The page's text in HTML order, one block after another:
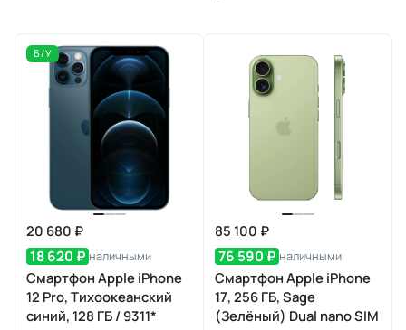
Б/У
20 680 ₽
18 620 ₽ наличными
Смартфон Apple iPhone
12 Pro, Тихоокеанский
синий, 128 ГБ / 9311*
85 100 ₽
76 590 ₽ наличными
Смартфон Apple iPhone
17, 256 ГБ, Sage
(Зелёный) Dual nano SIM